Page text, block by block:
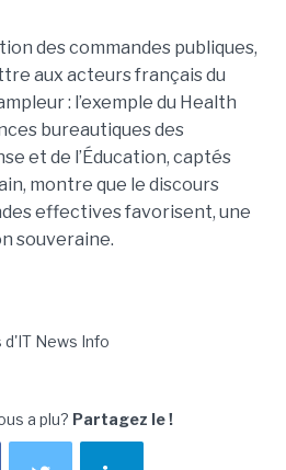
des commandes publiques,
aux acteurs français du
: l’exemple du Health
bureautiques des
et de l’Éducation, captés
montre que le discours
effectives favorisent, une
souveraine.
News Info
a plu? Partagez le !